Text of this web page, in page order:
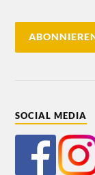
SOCIAL MEDIA